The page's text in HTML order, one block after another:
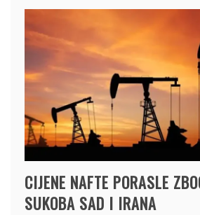
CIJENE NAFTE PORASLE
SUKOBA SAD I IRANA